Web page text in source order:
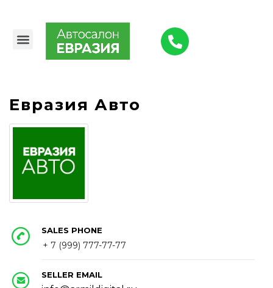
Евразия Авто
SALES PHONE
+ 7 (999) 777-77-77
SELLER EMAIL